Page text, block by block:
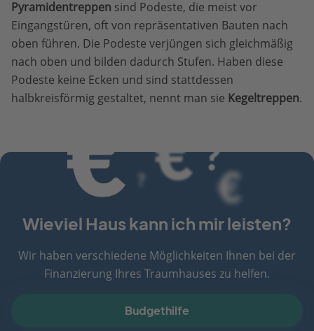
Pyramidentreppen sind Podeste, die meist vor
Eingangstüren, oft von repräsentativen Bauten nach
oben führen. Die Podeste verjüngen sich gleichmäßig
nach oben und bilden dadurch Stufen. Haben diese
Podeste keine Ecken und sind stattdessen
halbkreisförmig gestaltet, nennt man sie Kegeltreppen.
Wieviel Haus kann ich mir leisten?
Wir haben verschiedene Möglichkeiten Ihnen bei der
Finanzierung Ihres Traumhauses zu helfen.
Budgethilfe